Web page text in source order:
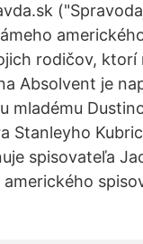
rodičov, ktorí
Absolvent je
mladému
Stanleyho
spisovateľa